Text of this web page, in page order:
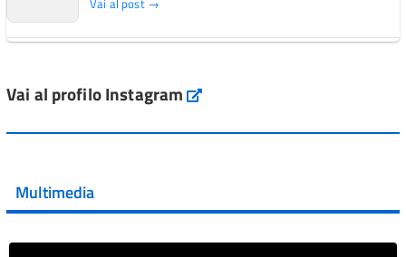
Vai al post →
Vai al post →
Vai al profilo Instagram Instagram
Multimedia